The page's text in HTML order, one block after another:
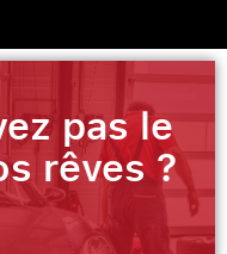
pas le
rêves ?